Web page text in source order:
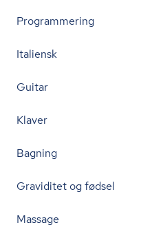
Programmering
Italiensk
Guitar
Klaver
Bagning
Graviditet og fødsel
Massage